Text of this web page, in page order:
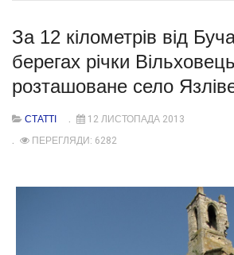
За 12 кілометрів від
берегах річки
розташоване село
СТАТТІ
12 ЛИСТОПАДА 2013
ПЕРЕГЛЯДИ: 6282